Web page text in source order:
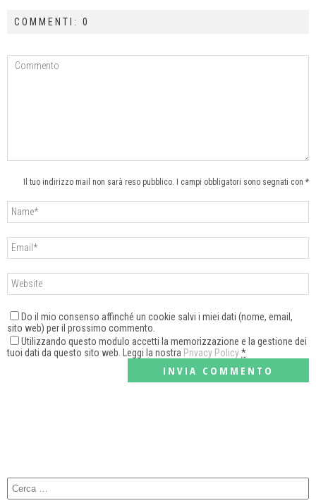
COMMENTI: 0
Il tuo indirizzo mail non sarà reso pubblico. I campi obbligatori sono segnati con *
Do il mio consenso affinché un cookie salvi i miei dati (nome, email,
sito web) per il prossimo commento.
Utilizzando questo modulo accetti la memorizzazione e la gestione dei
tuoi dati da questo sito web. Leggi la nostra Privacy Policy*